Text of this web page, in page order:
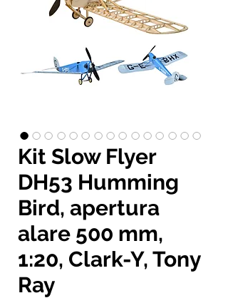
Kit Slow Flyer
DH53 Humming
Bird, apertura
alare 500 mm,
1:20, Clark-Y, Tony
Ray